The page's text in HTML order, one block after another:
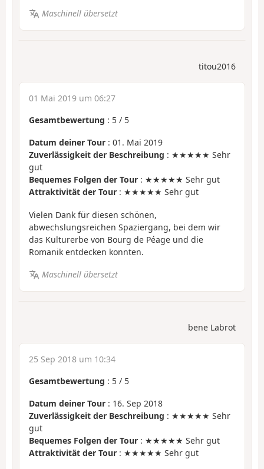
Maschinell übersetzt
titou2016
01 Mai 2019 um 06:27
Gesamtbewertung : 5 / 5
Datum deiner Tour : 01. Mai 2019
Zuverlässigkeit der Beschreibung : ★★★★★ Sehr
gut
Bequemes Folgen der Tour : ★★★★★ Sehr gut
Attraktivität der Tour : ★★★★★ Sehr gut
Vielen Dank für diesen schönen,
abwechslungsreichen Spaziergang, bei dem wir
das Kulturerbe von Bourg de Péage und die
Romanik entdecken konnten.
Maschinell übersetzt
bene Labrot
25 Sep 2018 um 10:34
Gesamtbewertung : 5 / 5
Datum deiner Tour : 16. Sep 2018
Zuverlässigkeit der Beschreibung : ★★★★★ Sehr
gut
Bequemes Folgen der Tour : ★★★★★ Sehr gut
Attraktivität der Tour : ★★★★★ Sehr gut